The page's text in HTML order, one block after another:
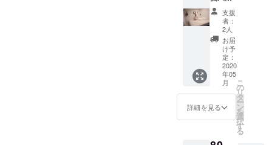
のプラ
ンも同
行者あ
り（2時
間） ※
リター
ンは、
2020年
2月〜5
月まで
ご対応
つお選
び下さ
いま
せ！ ※
現地集
合現地
解散 ※
海遊
館・京
都漫画
ミュー
ティー
】コー
ゲーム
した
り、食
べた
り、ゆ
るりと
飲んだ
りな
ホーム
パー
支援
者：
2人
お届
け予
定：
2020
年05
月
詳細を見る
こ
の
リ
タ
ー
ン
を
選
択
す
る